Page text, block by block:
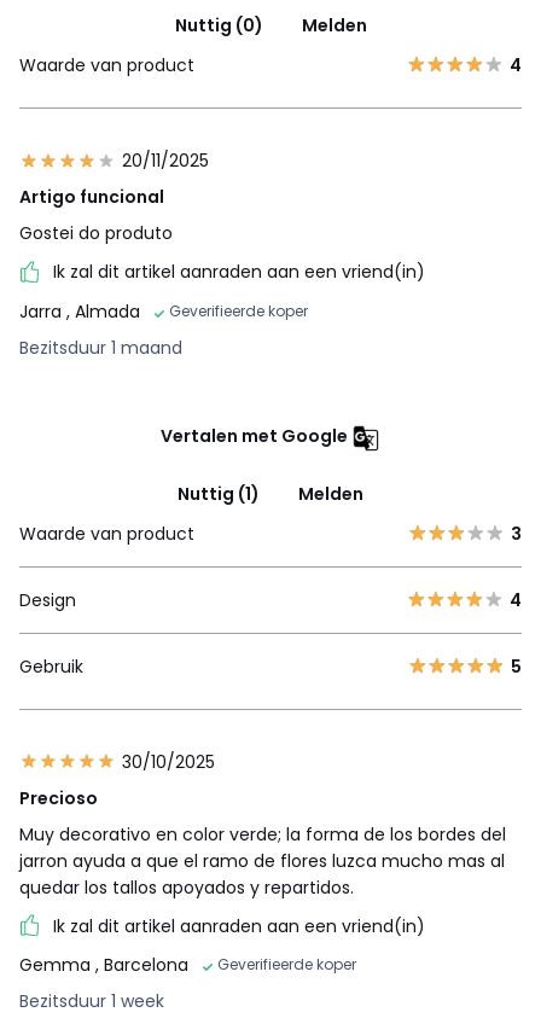
Nuttig (0)
Melden
Waarde van product
4
20/11/2025
Artigo funcional
Gostei do produto
Ik zal dit artikel aanraden aan een vriend(in)
Jarra , Almada Geverifieerde koper
Bezitsduur 1 maand
Vertalen met Google
Nuttig (1)
Melden
Waarde van product
3
Design 4
Gebruik 5
30/10/2025
Precioso
Muy decorativo en color verde; la forma de los bordes del
jarron ayuda a que el ramo de flores luzca mucho mas al
quedar los tallos apoyados y repartidos.
Ik zal dit artikel aanraden aan een vriend(in)
Gemma , Barcelona Geverifieerde koper
Bezitsduur 1 week